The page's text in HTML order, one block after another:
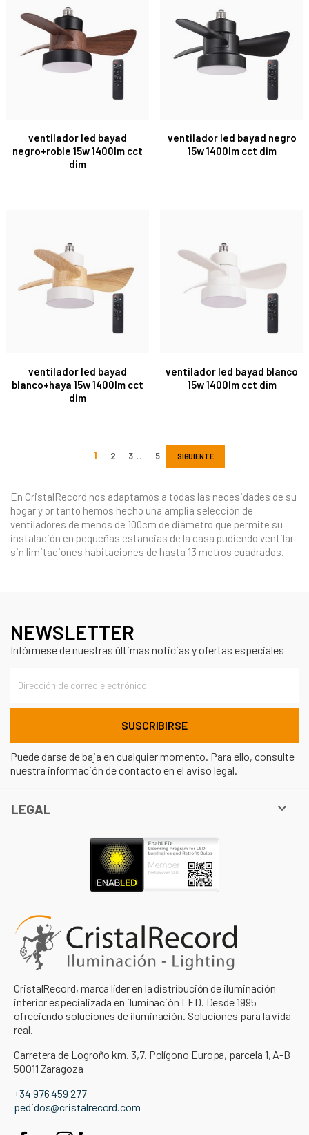
ventilador led bayad
negro+roble 15w 1400lm cct
dim
ventilador led bayad negro
15w 1400lm cct dim
ventilador led bayad
blanco+haya 15w 1400lm cct
dim
ventilador led bayad blanco
15w 1400lm cct dim
… SIGUIENTE
En CristalRecord nos adaptamos a todas las necesidades de su
hogar y or tanto hemos hecho una amplia selección de
ventiladores de menos de 100cm de diámetro que permite su
instalación en pequeñas estancias de la casa pudiendo ventilar
sin limitaciones habitaciones de hasta 13 metros cuadrados.
NEWSLETTER
Infórmese de nuestras últimas noticias y ofertas especiales
Puede darse de baja en cualquier momento. Para ello, consulte
nuestra información de contacto en el aviso legal.
LEGAL 
CristalRecord, marca líder en la distribución de iluminación
interior especializada en iluminación LED. Desde 1995
ofreciendo soluciones de iluminación. Soluciones para la vida
real.
Carretera de Logroño km. 3,7. Polígono Europa, parcela 1, A-B
50011 Zaragoza
+34 976 459 277
pedidos@cristalrecord.com